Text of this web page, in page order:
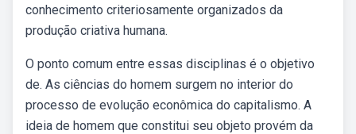
conhecimento criteriosamente organizados da
produção criativa humana.
O ponto comum entre essas disciplinas é o objetivo
de. As ciências do homem surgem no interior do
processo de evolução econômica do capitalismo. A
ideia de homem que constitui seu objeto provém da